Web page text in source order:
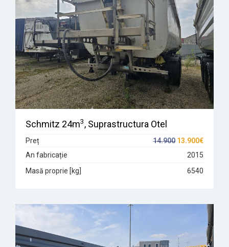
Schmitz 24m3, Suprastructura Otel
Preț 14.900 13.900€
An fabricație
2015
Masă proprie [kg]
6540